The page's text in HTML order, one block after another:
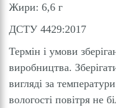
Жири: 6,6 г
ДСТУ 4429:2017
Термін і умови
виробництва.
вигляді за
вологості повітря не